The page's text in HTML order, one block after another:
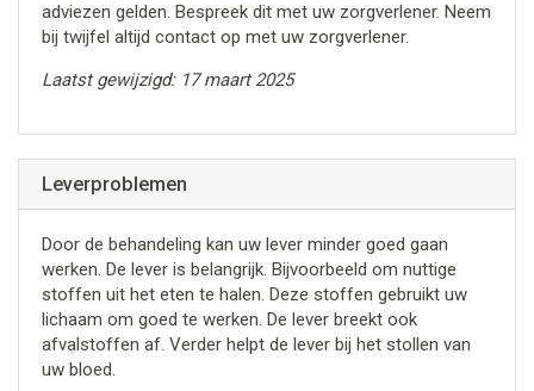
adviezen gelden. Bespreek dit met uw zorgverlener. Neem
bij twijfel altijd contact op met uw zorgverlener.
Laatst gewijzigd: 17 maart 2025
Leverproblemen
Door de behandeling kan uw lever minder goed gaan
werken. De lever is belangrijk. Bijvoorbeeld om nuttige
stoffen uit het eten te halen. Deze stoffen gebruikt uw
lichaam om goed te werken. De lever breekt ook
afvalstoffen af. Verder helpt de lever bij het stollen van
uw bloed.